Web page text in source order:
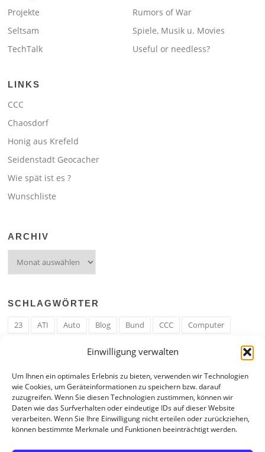
Einwilligung verwalten
Um Ihnen ein optimales Erlebnis zu bieten, verwenden wir Technologien
wie Cookies, um Geräteinformationen zu speichern bzw. darauf
zuzugreifen. Wenn Sie diesen Technologien zustimmen, können wir
Daten wie das Surfverhalten oder eindeutige IDs auf dieser Website
verarbeiten. Wenn Sie Ihre Einwilligung nicht erteilen oder zurückziehen,
können bestimmte Merkmale und Funktionen beeinträchtigt werden.
Projekte
Rumors of War
Seltsam
Spiele, Musik u. Movies
TechTalk
Useful or needless?
LINKS
CCC
Chaosdorf
Honig aus Krefeld
Seidenstadt Geocacher
Wie spät ist es ?
Wunschliste
ARCHIV
SCHLAGWÖRTER
23 ATI Auto Blog Bund CCC
Computer
Erwerbsregeln
Google
Hack Hand HE ICE IE Internet
Krefeld
Liebe Linux u. Software Mail Mann
PHP
RAM
Regeln RZ Spam Spiel Ticker
USA
Video
Weblog Welt WWW Youtube Zahl